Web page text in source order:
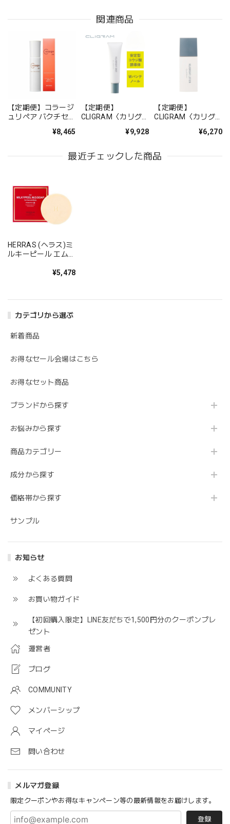
カテゴリから選ぶ
新着商品
お得なセール会場はこちら
お得なセット商品
ブランドから探す
お悩みから探す
商品カテゴリー
成分から探す
価格帯から探す
サンプル
お知らせ
よくある質問
お買い物ガイド
【初回購入限定】LINE友だちで1,500円分のクーポンプレ
ゼント
運営者
ブログ
COMMUNITY
メンバーシップ
マイページ
問い合わせ
メルマガ登録
限定クーポンやお得なキャンペーン等の最新情報をお届けします。
登録
関連商品
【定期便】コラージ
ュリペア バクチセラ
¥8,465
【定期便】
CLIGRAM〈カリグ
¥9,928
【定期便】
CLIGRAM〈カリグ
LOTION （コジブラ
¥6,270
最近チェックした商品
HERRAS (ヘラス)ミ
ルキーピール エムデ
¥5,478